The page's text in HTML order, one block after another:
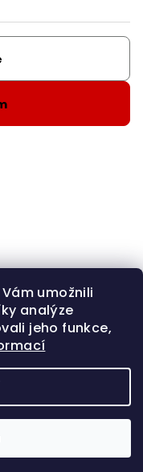
umožnili
analýze
jeho funkce,